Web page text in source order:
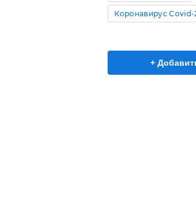
Коронавирус Covid-
+